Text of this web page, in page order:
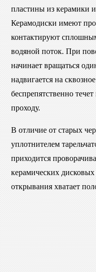
пластины из керамики
Керамодиски имеют
контактируют
водяной поток. При
начинает вращаться
надвигается на
беспрепятственно
проходу.
В отличие от старых
уплотнителем
приходится
керамических
открывания хватает